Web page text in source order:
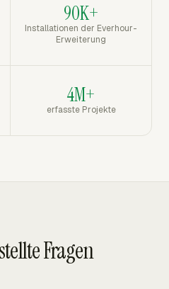
90K+
Installationen der Everhour-
Erweiterung
4M+
erfasste Projekte
Fragen